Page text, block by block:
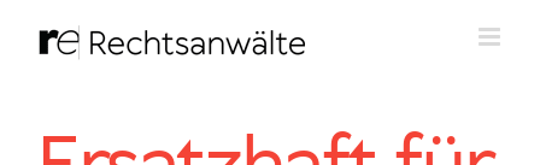
Inhalt